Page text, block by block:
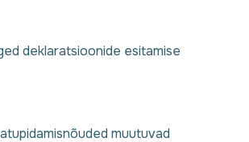
deklaratsioonide esitamise
muutuvad